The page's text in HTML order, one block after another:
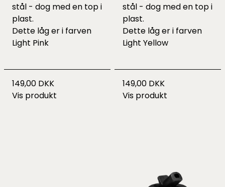
stål - dog med en top i
plast.
Dette låg er i farven
Light Pink
149,00 DKK
Vis produkt
stål - dog med en top i
plast.
Dette låg er i farven
Light Yellow
149,00 DKK
Vis produkt